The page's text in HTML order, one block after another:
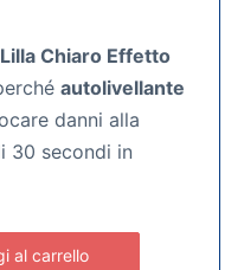
Chiaro Effetto
autolivellante
danni alla
30 secondi in
al carrello